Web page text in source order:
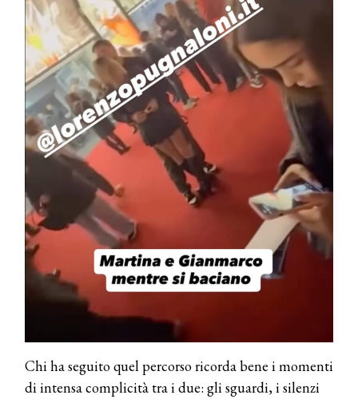
Chi ha seguito quel percorso ricorda bene i momenti
di intensa complicità tra i due: gli sguardi, i silenzi